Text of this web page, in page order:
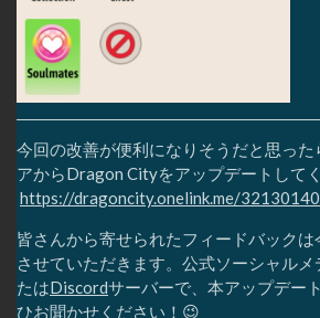
今回の改善が便利になりそうだと思った
アからDragon Cityをアップデートして
https://dragoncity.onelink.me/
皆さんから寄せられたフィードバックは
させていただきます。公式ソーシャルメ
たはDiscordサーバーで、本アップデー
ひお聞かせください！😉